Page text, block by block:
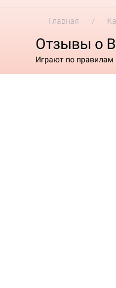
Главная
Отзывы о
Играют по правилам